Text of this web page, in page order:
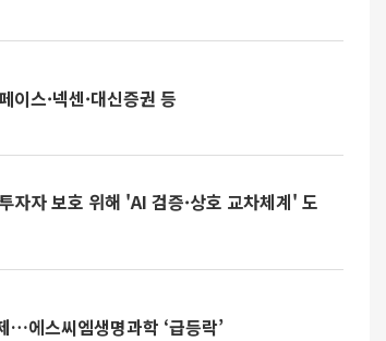
스·넥센·대신증권 등
자 보호 위해 'AI 검증·상호 교차체계' 도
…에스씨엠생명과학 ‘급등락’